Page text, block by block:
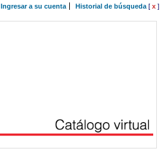
Ingresar a su cuenta Historial de búsqueda[ x ]